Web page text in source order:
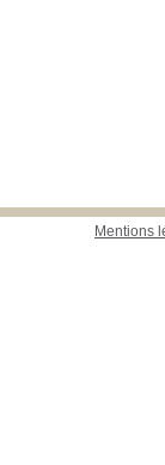
Mentions